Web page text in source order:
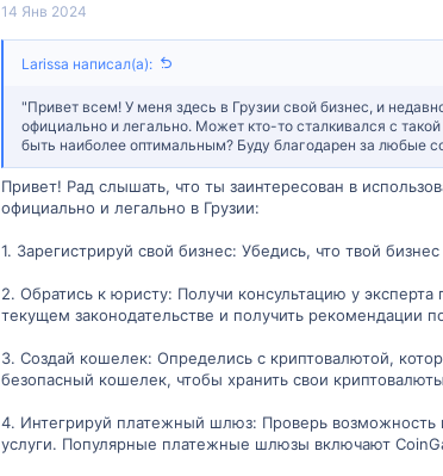
14 Янв 2024
Larissa написал(а):
"Привет всем! У меня здесь в Грузии свой бизнес, и
официально и легально. Может кто-то сталкивался с
быть наиболее оптимальным? Буду благодарен за любые
Привет! Рад слышать, что ты заинтересован в
официально и легально в Грузии:
1. Зарегистрируй свой бизнес: Убедись, что твой
2. Обратись к юристу: Получи консультацию у
текущем законодательстве и получить рекомендации
3. Создай кошелек: Определись с криптовалютой,
безопасный кошелек, чтобы хранить свои
4. Интегрируй платежный шлюз: Проверь возможность
услуги. Популярные платежные шлюзы включают